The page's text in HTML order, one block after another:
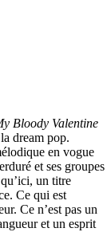
Bloody Valentine
dream pop.
en vogue
et ses groupes
un titre
Ce qui est
Ce n’est pas un
et un esprit